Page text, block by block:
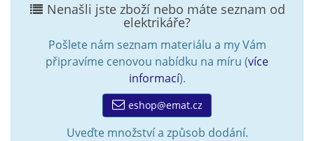
Nenašli jste zboží nebo máte seznam od
elektrikáře?
Pošlete nám seznam materiálu a my Vám
připravíme cenovou nabídku na míru (více
informací).
eshop@emat.cz
Uveďte množství a způsob dodání.